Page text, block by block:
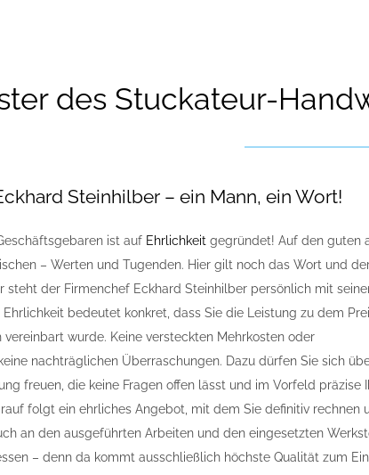
des Stuckateur-
Steinhilber – ein Mann, ein Wort!
ist auf Ehrlichkeit gegründet! Auf den guten
– Werten und Tugenden. Hier gilt noch das Wort und
steht der Firmenchef Eckhard Steinhilber persönlich mit
bedeutet konkret, dass Sie die Leistung zu dem
vereinbart wurde. Keine versteckten Mehrkosten oder
nachträglichen Überraschungen. Dazu dürfen Sie sich
freuen, die keine Fragen offen lässt und im Vorfeld präzise
folgt ein ehrliches Angebot, mit dem Sie definitiv rechnen
an den ausgeführten Arbeiten und den eingesetzten
– denn da kommt ausschließlich höchste Qualität zum